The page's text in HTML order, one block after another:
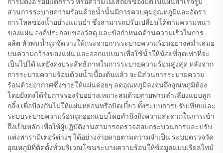
ส่วนการระบายความร้อนด้วยน้ำนั้นมีการควบคุมอุณหภูมิและอัตรา
การไหลของน้ำอย่างแม่นยำ ซึ่งสามารถปรับเปลี่ยนได้ตามความหนา
ของแผ่น องค์ประกอบของวัสดุ และข้อกำหนดด้านความเร็วในการ
ผลิต หัวพ่นน้ำถูกจัดวางให้กระจายการระบายความร้อนอย่างสม่ำเสมอ
บนความกว้างของแผ่น และออกแบบมาเพื่อใช้น้ำให้น้อยที่สุดเท่าที่จะ
เป็นไปได้ แต่ยังคงประสิทธิภาพในการระบายความร้อนสูงสุด หลังจาก
การระบายความร้อนด้วยน้ำเบื้องต้นแล้ว จะมีส่วนการระบายความ
ร้อนด้วยอากาศซึ่งช่วยให้แผ่นค่อยๆ ลดอุณหภูมิลงจนถึงอุณหภูมิห้อง
โดยยังคงได้รับการรองรับอย่างเหมาะสมด้วยสายพานลำเลียงแบบลูก
กลิ้ง เพื่อป้องกันไม่ให้แผ่นหย่อนหรือบิดเบี้ยว ทั้งระบบการปรับเทียบและ
ระบบระบายความร้อนถูกออกแบบโดยคำนึงถึงความสะดวกในการเข้า
ถึงเป็นหลัก เพื่อให้ผู้ปฏิบัติงานสามารถตรวจสอบกระบวนการและปรับ
แต่งพารามิเตอร์ต่างๆ ได้อย่างง่ายดายตามความจำเป็น ระบบตรวจวัด
อุณหภูมิที่ติดตั้งทั่วบริเวณโซนระบายความร้อนให้ข้อมูลแบบเรียลไทม์